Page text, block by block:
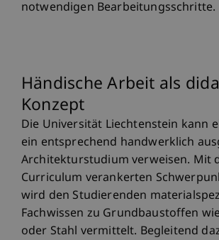
notwendigen Bearbeitungsschritte.
Händische Arbeit als
Konzept
Die Universität Liechtenstein kann
ein entsprechend handwerklich
Architekturstudium verweisen. Mit
Curriculum verankerten
wird den Studierenden
Fachwissen zu Grundbaustoffen
oder Stahl vermittelt. Begleitend